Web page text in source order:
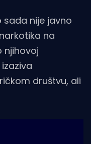
nije javno
na
njihovoj
društvu, ali